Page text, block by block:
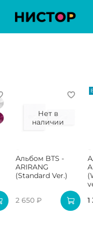
Нет в
наличии
Альбом BTS -
ARIRANG
(Standard Ver.)
2 650 ₽
1